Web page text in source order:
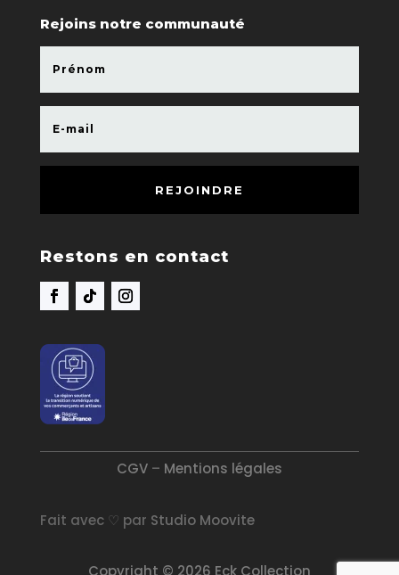
Rejoins notre communauté
REJOINDRE
Restons en contact
CGV– Mentions légales
Fait avec ♡ par Studio Moovite